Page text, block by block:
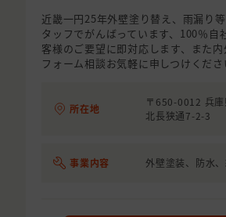
近畿一円25年外壁塗り替え、雨漏り
タッフでがんばっています、100％自
客様のご要望に即対応します、また内
フォーム相談お気軽に申しつけくださ
所在地
〒650-0012 兵
北長狭通7-2-3
事業内容 外壁塗装、防水